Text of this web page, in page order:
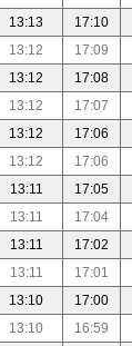
13:13 17:10
13:12 17:09
13:12 17:08
13:12 17:07
13:12 17:06
13:12 17:06
13:11 17:05
13:11 17:04
13:11 17:02
13:11 17:01
13:10 17:00
13:10 16:59